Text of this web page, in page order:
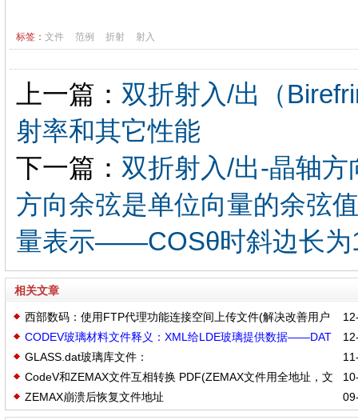
标签： 文件 范例 折射 射入
上一篇： 双折射入/出（
射率和其它性能
下一篇： 双折射入/出-晶轴
方向余弦是单位向量的余弦
量表示——COSθ时斜边长
相关文章
西部数码：使用FTP代理功能连接空间上传文件(解决改善用户
上传慢的问题)
CODEV玻璃材料文件释义：XML给LDE玻璃提供数据——DAT
给玻璃专家锤形优化调用
GLASS.dat玻璃库文件：
glasscatalogs_macro_dat.zip+glasscatalogs_xml.zip
CodeV和ZEMAX文件互相转换 PDF(ZEMAX文件用全地址，文
件名不能有.)
ZEMAX崩溃后恢复文件地址